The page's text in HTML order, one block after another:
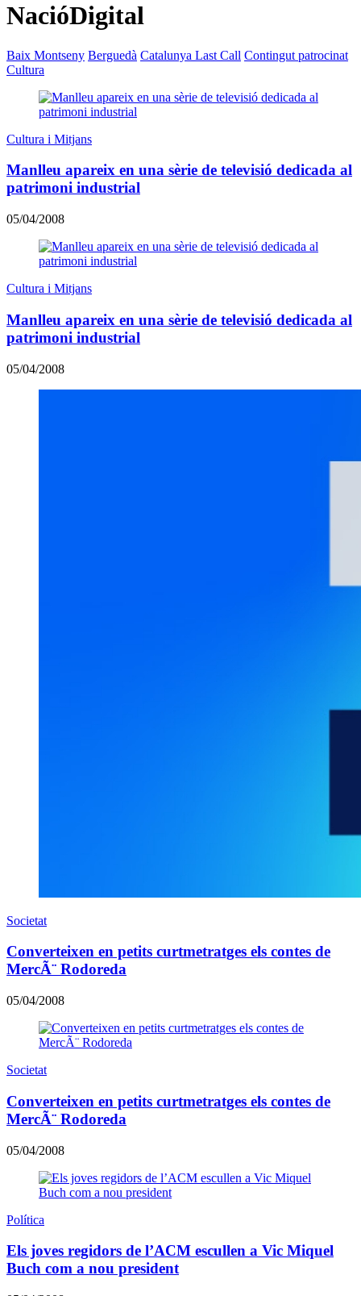
NacióDigital
Baix Montseny Berguedà Catalunya Last Call Contingut patrocinat
Cultura
Cultura i Mitjans
Manlleu apareix en una sèrie de televisió dedicada al
patrimoni industrial
05/04/2008
Cultura i Mitjans
Manlleu apareix en una sèrie de televisió dedicada al
patrimoni industrial
05/04/2008
Societat
Converteixen en petits curtmetratges els contes de
MercÃ¨ Rodoreda
05/04/2008
Societat
Converteixen en petits curtmetratges els contes de
MercÃ¨ Rodoreda
05/04/2008
Política
Els joves regidors de l’ACM escullen a Vic Miquel
Buch com a nou president